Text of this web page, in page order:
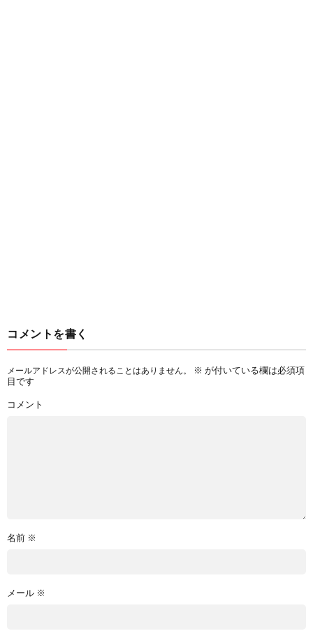
コメントを書く
メールアドレスが公開されることはありません。 ※ が付いている欄は必須項
目です
コメント
名前 ※
メール ※